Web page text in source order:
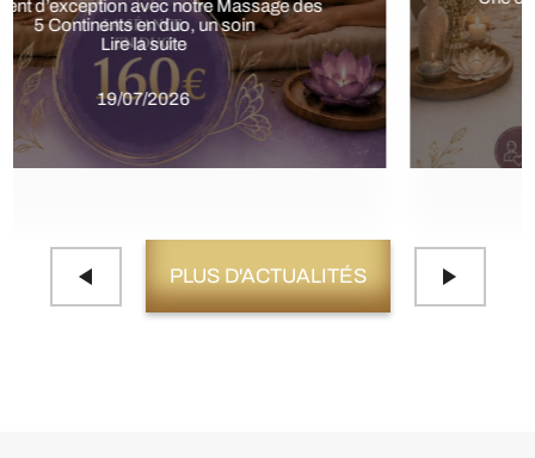
Offrez-vous une parenthèse de
Lire la suite
19/07/2026
PLUS D'ACTUALITÉS